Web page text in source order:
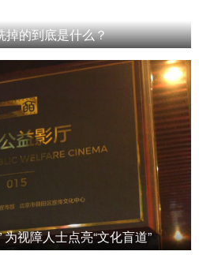
掉的到底是什么？
为视障人士点亮“文化盲道”